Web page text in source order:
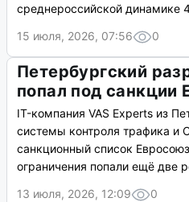
среднероссийской динамике
15 июля, 2026, 07:56
0
Петербургский
попал под санкции
IT-компания VAS Experts из
системы контроля трафика и
санкционный список
ограничения попали ещё две
13 июля, 2026, 12:09
0